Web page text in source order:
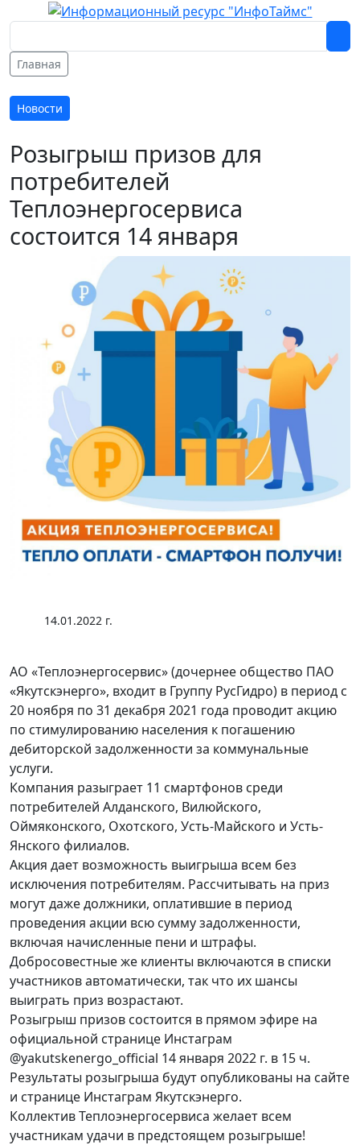
Главная
Новости
Розыгрыш призов для
потребителей
Теплоэнергосервиса
состоится 14 января
14.01.2022 г.
АО «Теплоэнергосервис» (дочернее общество ПАО
«Якутскэнерго», входит в Группу РусГидро) в период с
20 ноября по 31 декабря 2021 года проводит акцию
по стимулированию населения к погашению
дебиторской задолженности за коммунальные
услуги.
Компания разыграет 11 смартфонов среди
потребителей Алданского, Вилюйского,
Оймяконского, Охотского, Усть-Майского и Усть-
Янского филиалов.
Акция дает возможность выигрыша всем без
исключения потребителям. Рассчитывать на приз
могут даже должники, оплатившие в период
проведения акции всю сумму задолженности,
включая начисленные пени и штрафы.
Добросовестные же клиенты включаются в списки
участников автоматически, так что их шансы
выиграть приз возрастают.
Розыгрыш призов состоится в прямом эфире на
официальной странице Инстаграм
@yakutskenergo_official 14 января 2022 г. в 15 ч.
Результаты розыгрыша будут опубликованы на сайте
и странице Инстаграм Якутскэнерго.
Коллектив Теплоэнергосервиса желает всем
участникам удачи в предстоящем розыгрыше!